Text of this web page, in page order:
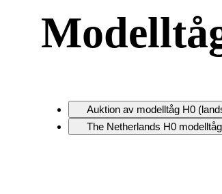
Auktion av modelltåg H0
The Netherlands H0 modelltåg